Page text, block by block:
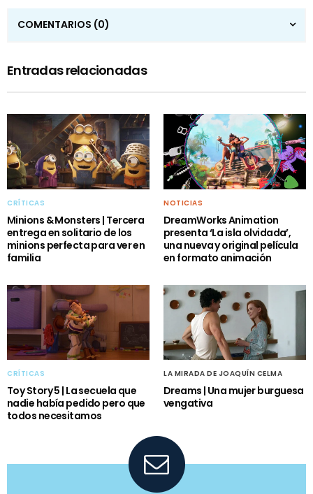
COMENTARIOS (0)
Entradas relacionadas
CRÍTICAS
Minions & Monsters | Tercera
entrega en solitario de los
minions perfecta para ver en
familia
NOTICIAS
DreamWorks Animation
presenta ‘La isla olvidada’,
una nueva y original película
en formato animación
CRÍTICAS
Toy Story 5 | La secuela que
nadie había pedido pero que
todos necesitamos
LA MIRADA DE JOAQUÍN CELMA
Dreams | Una mujer burguesa
vengativa